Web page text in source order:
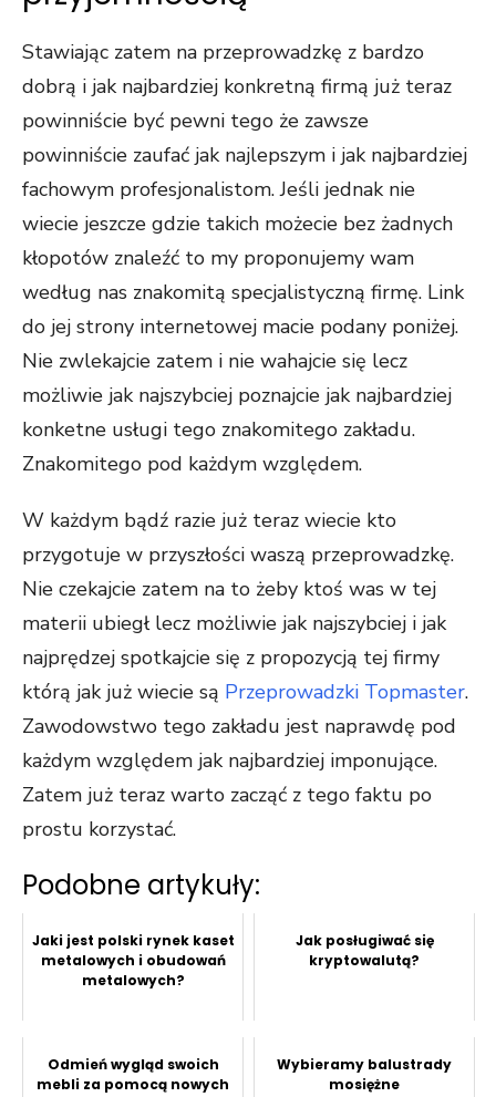
Stawiając zatem na przeprowadzkę z bardzo
dobrą i jak najbardziej konkretną firmą już teraz
powinniście być pewni tego że zawsze
powinniście zaufać jak najlepszym i jak najbardziej
fachowym profesjonalistom. Jeśli jednak nie
wiecie jeszcze gdzie takich możecie bez żadnych
kłopotów znaleźć to my proponujemy wam
według nas znakomitą specjalistyczną firmę. Link
do jej strony internetowej macie podany poniżej.
Nie zwlekajcie zatem i nie wahajcie się lecz
możliwie jak najszybciej poznajcie jak najbardziej
konketne usługi tego znakomitego zakładu.
Znakomitego pod każdym względem.
W każdym bądź razie już teraz wiecie kto
przygotuje w przyszłości waszą przeprowadzkę.
Nie czekajcie zatem na to żeby ktoś was w tej
materii ubiegł lecz możliwie jak najszybciej i jak
najprędzej spotkajcie się z propozycją tej firmy
którą jak już wiecie są Przeprowadzki Topmaster.
Zawodowstwo tego zakładu jest naprawdę pod
każdym względem jak najbardziej imponujące.
Zatem już teraz warto zacząć z tego faktu po
prostu korzystać.
Podobne artykuły:
Jaki jest polski rynek kaset
metalowych i obudowań
metalowych?
Jak posługiwać się
kryptowalutą?
Odmień wygląd swoich
mebli za pomocą nowych
Wybieramy balustrady
mosiężne